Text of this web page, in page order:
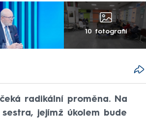
10 fotografií
radikální proměna. Na
jejímž úkolem bude